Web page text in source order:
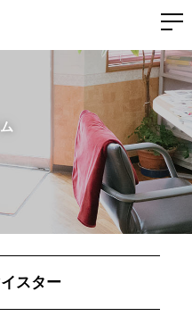
スター